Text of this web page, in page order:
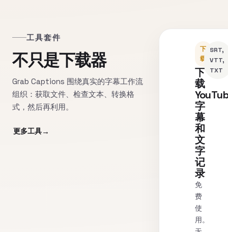
工具套件
不只是下载器
Grab Captions 围绕真实的字幕工作流
组织：获取文件、检查文本、转换格
式，然后再利用。
更多工具
下
载
下
载
字
幕
和
文
字
记
录
免
费
使
用。
SRT,
VTT,
TXT